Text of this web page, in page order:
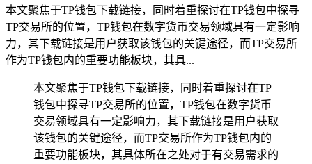
本文聚焦于TP钱包下载链接，同时着重探讨在TP钱包中探寻
TP交易所的位置，TP钱包在数字货币交易领域具有一定影响
力，其下载链接是用户获取该钱包的关键途径，而TP交易所
作为TP钱包内的重要功能板块，其具...
本文聚焦于TP钱包下载链接，同时着重探讨在TP
钱包中探寻TP交易所的位置，TP钱包在数字货币
交易领域具有一定影响力，其下载链接是用户获取
该钱包的关键途径，而TP交易所作为TP钱包内的
重要功能板块，其具体所在之处对于有交易需求的